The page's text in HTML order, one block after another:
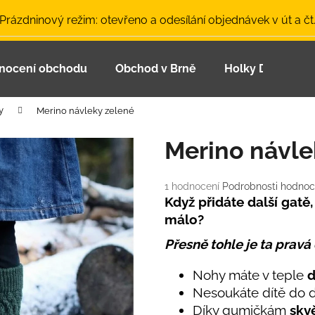
režim: otevřeno a odesílání objednávek v út a čt.
obchodu Obchod v Brně Holky Dupeťačky
Merino návleky zelené
Průměrné
hodnocení
produktu
je
5,0
z
hvězdiček.
1 hodnocení Podrobnosti
Merino
Když přidáte další
málo?
Přesně tohle je ta
Nohy máte v teple
Nesoukáte dítě do
Díky gumičkám
Co potřebujete najít?
Doporučujeme
ČEPICE UV 30 SVĚTLE MODRÁ
BAMBUSOVÉ